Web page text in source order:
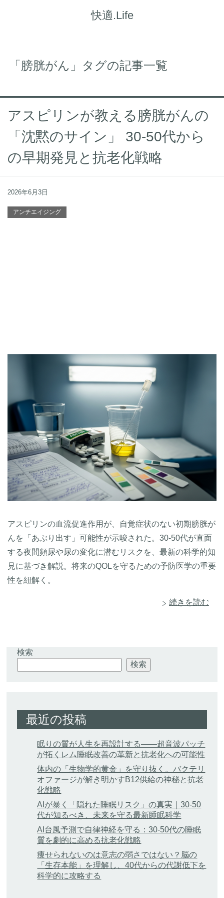
快適.Life
「膀胱がん」タグの記事一覧
アスピリンが教える膀胱がんの
「沈黙のサイン」 30-50代から
の早期発見と抗老化戦略
2026年6月3日
アンチエイジング
アスピリンの血流促進作用が、自覚症状のない初期膀胱が
んを「あぶり出す」可能性が示唆された。30-50代が直面
する夜間頻尿や尿の変化に潜むリスクを、最新の科学的知
見に基づき解説。将来のQOLを守るための予防医学の重要
性を紐解く。
続きを読む
検索
検索
最近の投稿
眠りの質が人生を再設計する——超音波パッチ
が拓くレム睡眠改善の革新と抗老化への可能性
体内の「生物学的黄金」を守り抜く。バクテリ
オファージが解き明かすB12供給の神秘と抗老
化戦略
AIが暴く「隠れた睡眠リスク」の真実｜30-50
代が知るべき、未来を守る最新睡眠科学
AI台風予測で自律神経を守る：30-50代の睡眠
質を劇的に高める抗老化戦略
痩せられないのは意志の弱さではない？脳の
「生存本能」を理解し、40代からの代謝低下を
科学的に攻略する